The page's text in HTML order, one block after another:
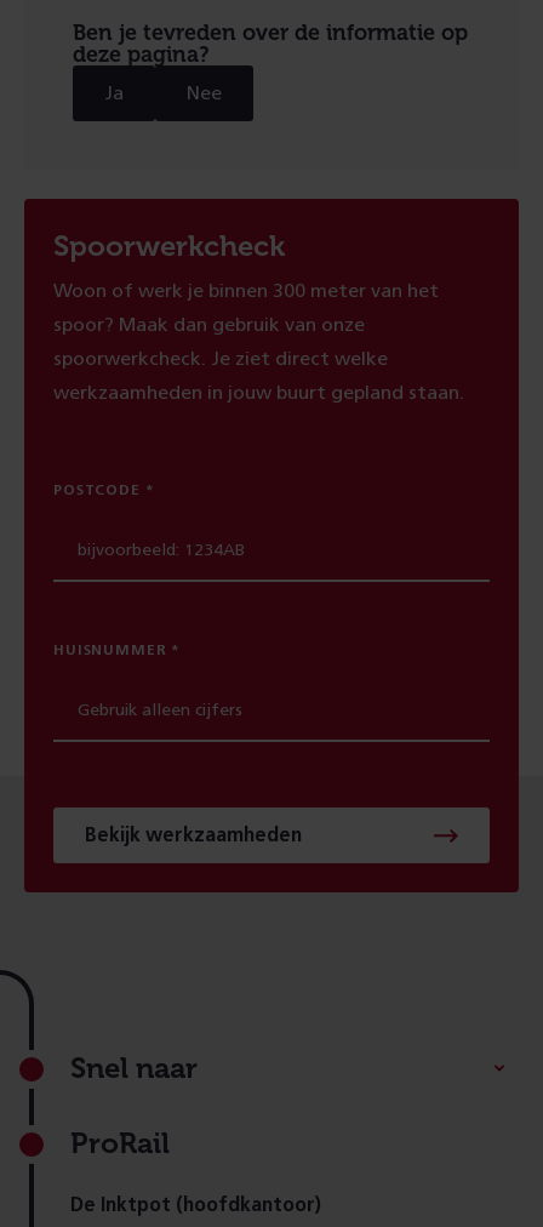
Ben je tevreden over de informatie op
deze pagina?
Ja Nee
Spoorwerkcheck
Woon of werk je binnen 300 meter van het
spoor? Maak dan gebruik van onze
spoorwerkcheck. Je ziet direct welke
werkzaamheden in jouw buurt gepland staan.
POSTCODE
HUISNUMMER
Bekijk werkzaamheden
Footer
Snel naar
ProRail
De Inktpot (hoofdkantoor)